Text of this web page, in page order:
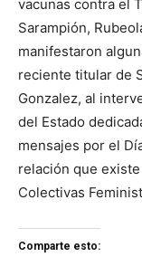
vacunas contra el
Sarampión,
manifestaron
reciente titular de
Gonzalez, al
del Estado
mensajes por el
relación que
Colectivas
Comparte esto: